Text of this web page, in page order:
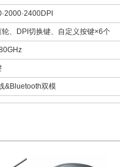
、DPI切换键、自定义按键×6个
&Bluetooth双模